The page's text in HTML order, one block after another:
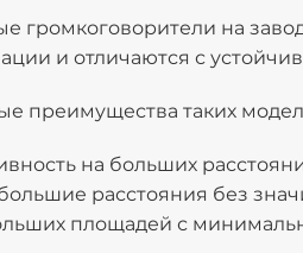
громкоговорители на
и отличаются с
преимущества таких
на больших
расстояния без
площадей с